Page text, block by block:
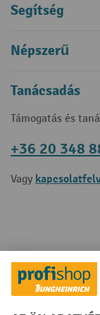
Segítség
Népszerű
Tanácsadás
Támogatás és
+36 20 348
Vagy
Fizetési